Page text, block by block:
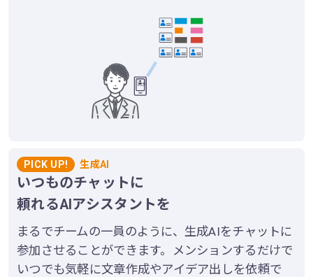
PICK UP! 生成AI
いつものチャットに
頼れるAIアシスタントを
まるでチームの一員のように、生成AIをチャットに
参加させることができます。メンションするだけで
いつでも気軽に文章作成やアイデア出しを依頼で